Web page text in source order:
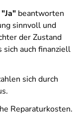
"Ja" beantworten
sinnvoll und
der Zustand
auch finanziell
sich durch
Reparaturkosten.